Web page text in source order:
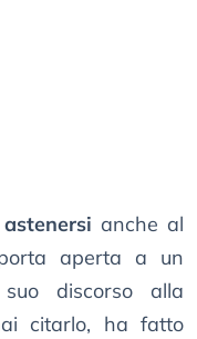
astenersi anche al
aperta a un
discorso alla
citarlo, ha fatto